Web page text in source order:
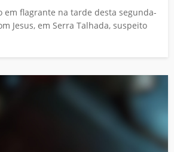
em flagrante na tarde desta segunda-
Jesus, em Serra Talhada, suspeito